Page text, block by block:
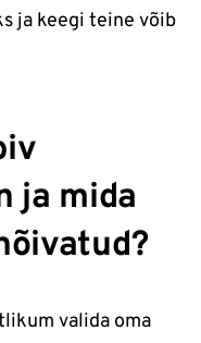
ja keegi teine võib
ja mida
valida oma